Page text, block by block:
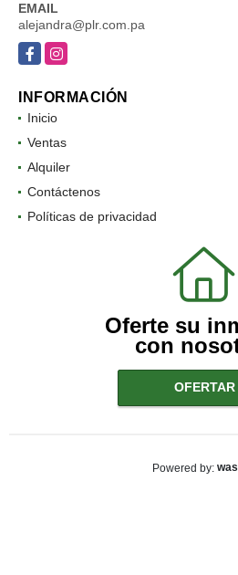
EMAIL
alejandra@plr.com.pa
FacebookInstagram
INFORMACIÓN
Inicio
Ventas
Alquiler
Contáctenos
Políticas de privacidad
Oferte su
con
OFERTAR
Powered by: